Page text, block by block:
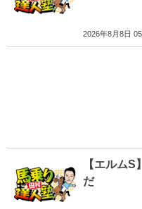
2026年8月8日
【エルム
だ